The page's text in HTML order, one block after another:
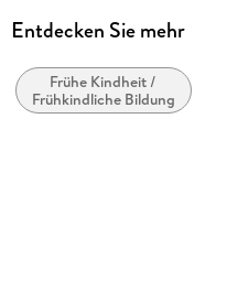
BRIO AB
Produktart
Spiel
Entdecken Sie mehr
Frühe Kindheit /
Frühkindliche Bildung